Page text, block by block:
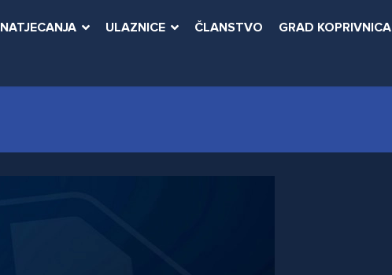
NATJECANJA ULAZNICE ČLANSTVO GRAD KOPRIVNICA